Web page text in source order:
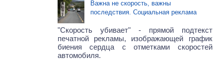
Важна не скорость, важны
последствия. Социальная реклама
"Скорость убивает" - прямой подтекст
печатной рекламы, изображающей график
биения сердца с отметками скоростей
автомобиля.